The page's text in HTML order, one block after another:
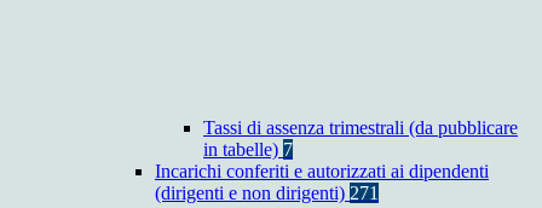
Tassi di assenza trimestrali (da pubblicare
in tabelle) 7
Incarichi conferiti e autorizzati ai dipendenti
(dirigenti e non dirigenti) 271